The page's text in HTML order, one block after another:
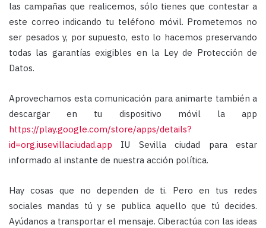
las campañas que realicemos, sólo tienes que contestar a
este correo indicando tu teléfono móvil. Prometemos no
ser pesados y, por supuesto, esto lo hacemos preservando
todas las garantías exigibles en la Ley de Protección de
Datos.
Aprovechamos esta comunicación para animarte también a
descargar en tu dispositivo móvil la
app
https://play.google.com/store/apps/details?
id=org.iusevillaciudad.app IU Sevilla ciudad para estar
informado al instante de nuestra acción política.
Hay cosas que no dependen de ti. Pero en tus redes
sociales mandas tú y se publica aquello que tú decides.
Ayúdanos a transportar el mensaje. Ciberactúa con las ideas